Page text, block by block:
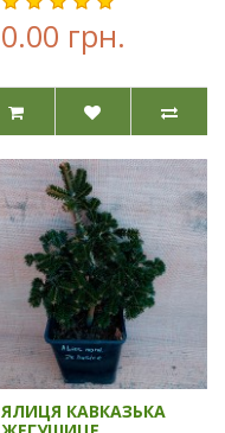
0.00 грн.
ЯЛИЦЯ КАВКАЗЬКА